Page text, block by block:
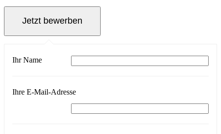
Ihr Name
Ihre E-Mail-Adresse